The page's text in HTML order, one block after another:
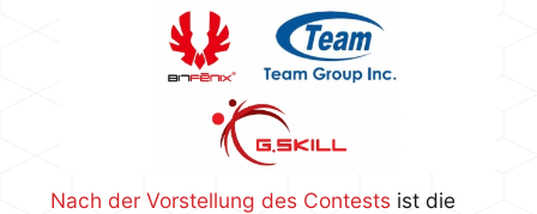
Nach der Vorstellung des Contestsist die